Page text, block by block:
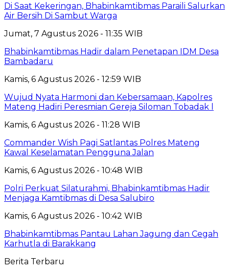
Di Saat Kekeringan, Bhabinkamtibmas Paraili Salurkan
Air Bersih Di Sambut Warga
Jumat, 7 Agustus 2026 - 11:35 WIB
Bhabinkamtibmas Hadir dalam Penetapan IDM Desa
Bambadaru
Kamis, 6 Agustus 2026 - 12:59 WIB
Wujud Nyata Harmoni dan Kebersamaan, Kapolres
Mateng Hadiri Peresmian Gereja Siloman Tobadak l
Kamis, 6 Agustus 2026 - 11:28 WIB
Commander Wish Pagi Satlantas Polres Mateng
Kawal Keselamatan Pengguna Jalan
Kamis, 6 Agustus 2026 - 10:48 WIB
Polri Perkuat Silaturahmi, Bhabinkamtibmas Hadir
Menjaga Kamtibmas di Desa Salubiro
Kamis, 6 Agustus 2026 - 10:42 WIB
Bhabinkamtibmas Pantau Lahan Jagung dan Cegah
Karhutla di Barakkang
Berita Terbaru